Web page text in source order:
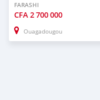
FARASHI
CFA2 700 000
Ouagadougou